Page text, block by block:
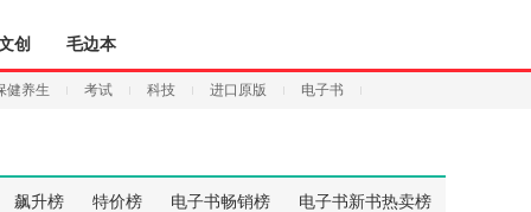
创 毛边本
健养生 考试 科技 进口原版 电子书
飙升榜 特价榜 电子书畅销榜 电子书新书热卖榜